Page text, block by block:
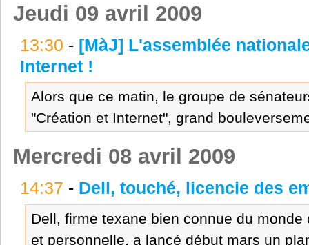
Jeudi 09 avril 2009
13:30 - [MàJ] L'assemblée
Internet !
Alors que ce matin, le groupe de
"Création et Internet", grand
Mercredi 08 avril 2009
14:37 - Dell, touché, licencie des
Dell, firme texane bien connue du monde
et personnelle, a lancé début mars un